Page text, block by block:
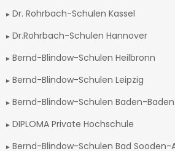
Dr. Rohrbach-Schulen Kassel
Dr.Rohrbach-Schulen Hannover
Bernd-Blindow-Schulen Heilbronn
Bernd-Blindow-Schulen Leipzig
Bernd-Blindow-Schulen Baden-Baden
DIPLOMA Private Hochschule
Bernd-Blindow-Schulen Bad Sooden-